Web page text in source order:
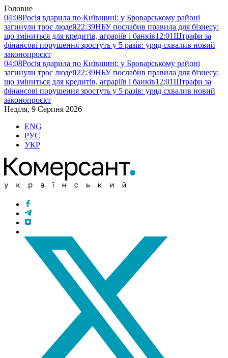
Головне
04:08Росія вдарила по Київщині: у Броварському районі
загинули троє людей22:39НБУ послабив правила для бізнесу:
що зміниться для кредитів, аграріїв і банків12:01Штрафи за
фінансові порушення зростуть у 5 разів: уряд схвалив новий
законопроєкт
04:08Росія вдарила по Київщині: у Броварському районі
загинули троє людей22:39НБУ послабив правила для бізнесу:
що зміниться для кредитів, аграріїв і банків12:01Штрафи за
фінансові порушення зростуть у 5 разів: уряд схвалив новий
законопроєкт
Неділя, 9 Серпня 2026
ENG
РУС
УКР